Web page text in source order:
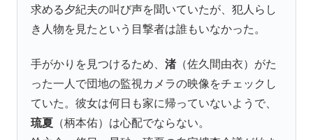
求める夕紀夫の叫び声を聞いていたが、犯人らし
き人物を見たという目撃者は誰もいなかった。
手がかりを見つけるため、渚（佐久間由衣）がた
った一人で団地の監視カメラの映像をチェックし
ていた。彼女は何日も家に帰っていないようで、
琉夏 （柄本佑）は心配でならない。